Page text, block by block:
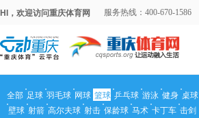
HI，欢迎访问重庆体育网 服务热线：400-670-1586
全部 足球 羽毛球 网球 篮球 乒乓球 游泳 健身 桌球
壁球 射箭 高尔夫球 射击 保龄球 马术 卡丁车 击剑